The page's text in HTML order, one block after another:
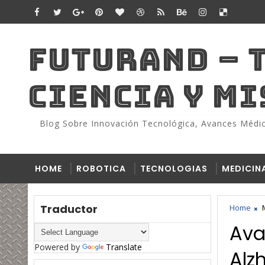
FUTURAND –
CIENCIA Y
Blog Sobre Innovación Tecnológica, Avances
HOME ROBOTICA TECNOLOGIAS
Traductor
Powered by Translate
Home